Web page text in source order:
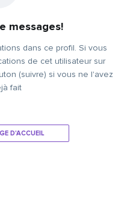
messages!
dans ce profil. Si vous
de cet utilisateur sur
(suivre) si vous ne l'avez
fait
D'ACCUEIL